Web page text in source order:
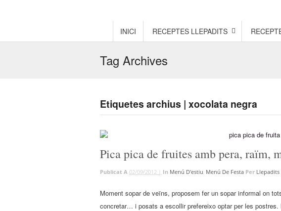
INICI RECEPTES LLEPADITS
Tag Archives
Etiquetes archius | xocolata negra
Pica pica de fruites amb pera, raïm,
Publicat A 02/09/2012 | In Menú D'estiu, Menú De Festa Per Llepadits
Moment sopar de veïns, proposem fer un sopar informal on
concretar… i posats a escollir prefereixo optar per les